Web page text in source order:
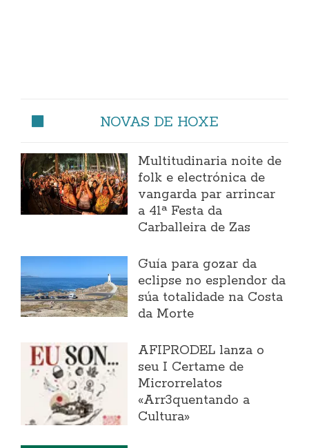
NOVAS DE HOXE
Multitudinaria noite de
folk e electrónica de
vangarda par arrincar
a 41ª Festa da
Carballeira de Zas
Guía para gozar da
eclipse no esplendor da
súa totalidade na Costa
da Morte
AFIPRODEL lanza o
seu I Certame de
Microrrelatos
«Arr3quentando a
Cultura»